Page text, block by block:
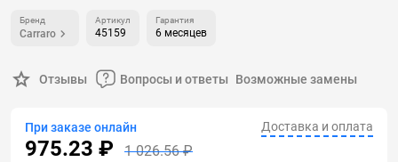
Бренд
Carraro
Артикул
45159
Гарантия
6 месяцев
Отзывы Вопросы и ответы Возможные замены
При заказе онлайн
975.23 ₽ 1 026.56 ₽
Доставка и оплата